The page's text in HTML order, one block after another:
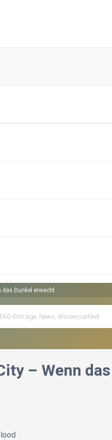
das Dunkel erwacht
– Wenn